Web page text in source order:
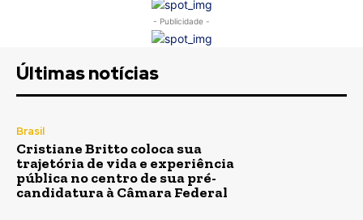
- Publicidade -
Últimas notícias
Brasil
Cristiane Britto coloca sua
trajetória de vida e experiência
pública no centro de sua pré-
candidatura à Câmara Federal